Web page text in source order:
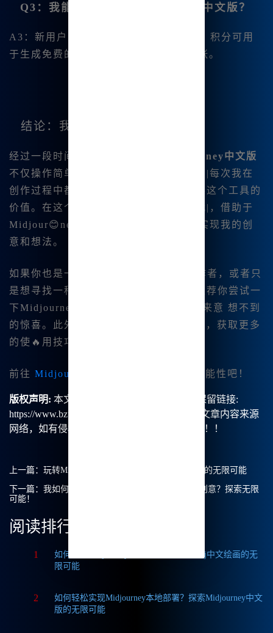
Q3：我能否免费试用Midjourney中文版？
A3：新用户注册后可以获得一定的积分，积分可用
于生成免费的图像，大约可以生成1825张。
结论：我的创作之旅
经过一段时间的使用，我发现
Midjourney中文版
不仅操作简单，而且效果十分令人满意。|每次我在
创作过程中都有新的灵感涌现，愈发觉得这个工具的
价值。在这个快速发展的数字艺术时代|，借助于
Midjour😊ney的强大功能，我能够轻松实现我的创
意和想法。
如果你也是一位对😊绘画充满热情的创作者，或者只
是想寻找一种有趣的绘图方式，我强烈推荐你尝试一
下Midjourney中文版，绝对会给你带😊.来意 想不到
的惊喜。此外，别忘了访问
，获取更多
的使🔥用技巧和资源。
前往 Midjourney中文版 体验无限创作可能性吧！
版权声明: 本文由【B族智能】原创，转载请保留链接:
https://www.bzu.cn/news/show/8629.html，部分文章内容来源
网络，如有侵权请联系我们删除处理。谢谢！！！
上一篇： 玩转Midjourney手机端——探索Mj中文绘画的无限可能
下一篇： 我如何在 Midjourney 中文绘画中实现我的创意？探索无限
可能！
阅读排行
1
如何获取Midjourney破解版免费？探索Mj中文绘画的无
限可能
2
如何轻松实现Midjourney本地部署？探索Midjourney中文
版的无限可能